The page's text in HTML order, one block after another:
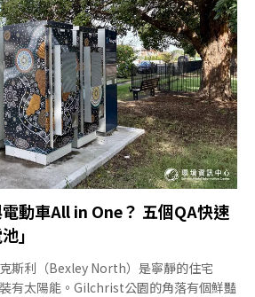
動車All in One？ 五個QA快速
」
斯利（Bexley North）是寧靜的住宅
有太陽能。Gilchrist公園的角落有個鮮豔